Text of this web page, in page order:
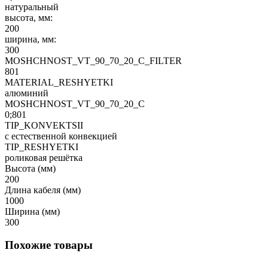
натуральный
высота, мм:
200
ширина, мм:
300
MOSHCHNOST_VT_90_70_20_C_FILTER
801
MATERIAL_RESHYETKI
алюминий
MOSHCHNOST_VT_90_70_20_C
0;801
TIP_KONVEKTSII
с естественной конвекцией
TIP_RESHYETKI
роликовая решётка
Высота (мм)
200
Длина кабеля (мм)
1000
Ширина (мм)
300
Похожие товары